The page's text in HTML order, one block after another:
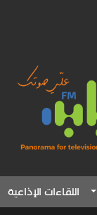
اللقاءات الإذاعية